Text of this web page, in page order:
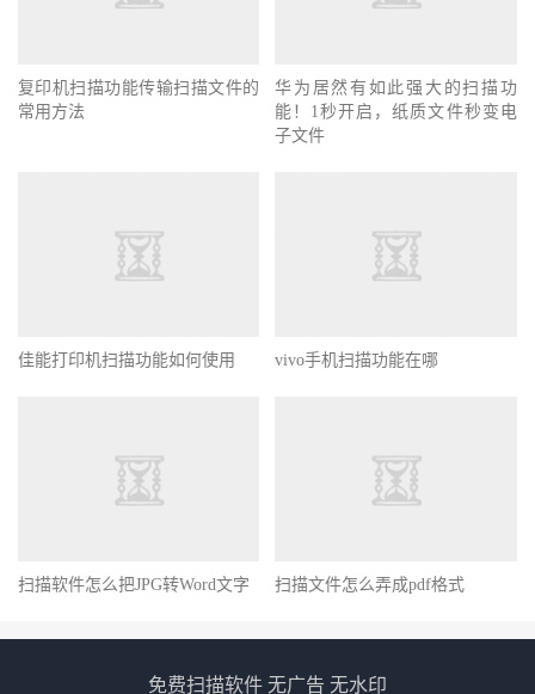
复印机扫描功能传输扫描文件的
常用方法
华为居然有如此强大的扫描功
能！1秒开启，纸质文件秒变电
子文件
佳能打印机扫描功能如何使用 vivo手机扫描功能在哪
扫描软件怎么把JPG转Word文字 扫描文件怎么弄成pdf格式
免费扫描软件 无广告 无水印